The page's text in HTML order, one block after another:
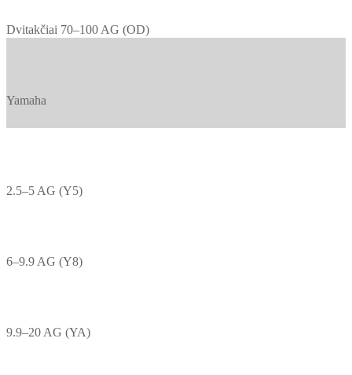
Dvitakčiai 70–100 AG (OD)
Yamaha
2.5–5 AG (Y5)
6–9.9 AG (Y8)
9.9–20 AG (YA)